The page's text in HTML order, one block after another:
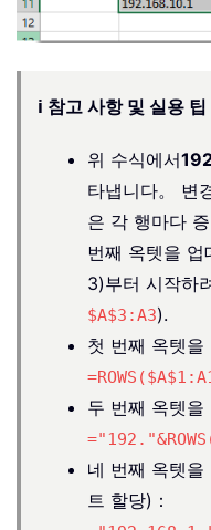
ℹ️ 참고 사항 및 실용 팁
위 수식에서
타냅니다。 변
은 각 행마다
번째 옥텟을 업
3)부터 시작하
$A$3:A3).
첫 번째 옥텟을
두 번째 옥텟을
네 번째 옥텟을
트 할당)：